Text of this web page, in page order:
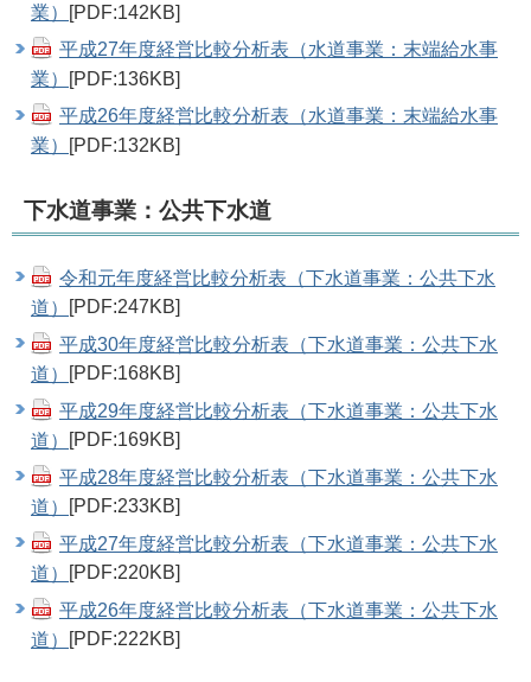
業）
[PDF:142KB]
平成27年度経営比較分析表（水道事業：末端給水事
業）
[PDF:136KB]
平成26年度経営比較分析表（水道事業：末端給水事
業）
[PDF:132KB]
下水道事業：公共下水道
令和元年度経営比較分析表（下水道事業：公共下水
道）
[PDF:247KB]
平成30年度経営比較分析表（下水道事業：公共下水
道）
[PDF:168KB]
平成29年度経営比較分析表（下水道事業：公共下水
道）
[PDF:169KB]
平成28年度経営比較分析表（下水道事業：公共下水
道）
[PDF:233KB]
平成27年度経営比較分析表（下水道事業：公共下水
道）
[PDF:220KB]
平成26年度経営比較分析表（下水道事業：公共下水
道）
[PDF:222KB]